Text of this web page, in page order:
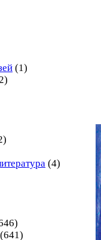
(1)
(4)
(641)